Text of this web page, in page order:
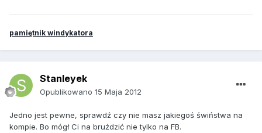
pamiętnik windykatora
Stanleyek
Opublikowano 15 Maja 2012
Jedno jest pewne, sprawdź czy nie masz jakiegoś świństwa na
kompie. Bo mógł Ci na bruździć nie tylko na FB.